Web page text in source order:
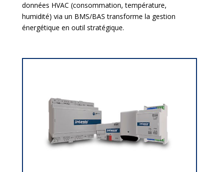
données HVAC (consommation, température,
humidité) via un BMS/BAS transforme la gestion
énergétique en outil stratégique.